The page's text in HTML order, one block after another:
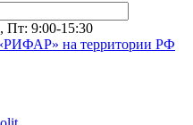
Пт: 9:00-15:30
на территории РФ